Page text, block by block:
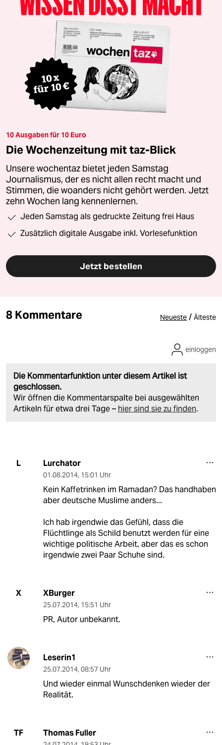
10 Ausgaben für 10 Euro
Die Wochenzeitung mit taz-Blick
Unsere wochentaz bietet jeden Samstag
Journalismus, der es nicht allen recht macht und
Stimmen, die woanders nicht gehört werden. Jetzt
zehn Wochen lang kennenlernen.
Jeden Samstag als gedruckte Zeitung frei Haus
Zusätzlich digitale Ausgabe inkl. Vorlesefunktion
Jetzt bestellen
8 Kommentare Neueste / Älteste
Die Kommentarfunktion unter diesem Artikel ist
geschlossen.
Wir öffnen die Kommentarspalte bei ausgewählten
Artikeln für etwa drei Tage – hier sind sie zu finden.
einloggen
L Lurchator
01.08.2014, 15:01 Uhr
Kein Kaffetrinken im Ramadan? Das handhaben
aber deutsche Muslime anders...
Ich hab irgendwie das Gefühl, dass die
Flüchtlinge als Schild benutzt werden für eine
wichtige politische Arbeit, aber das es schon
irgendwie zwei Paar Schuhe sind.
X XBurger
25.07.2014, 15:51 Uhr
PR, Autor unbekannt.
Leserin1
25.07.2014, 08:57 Uhr
Und wieder einmal Wunschdenken wieder der
Realität.
TF Thomas Fuller